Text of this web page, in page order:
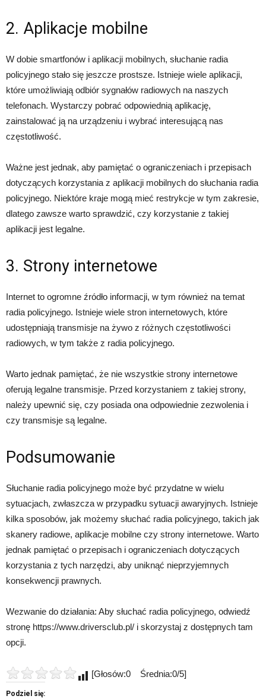
2. Aplikacje mobilne
W dobie smartfonów i aplikacji mobilnych, słuchanie radia
policyjnego stało się jeszcze prostsze. Istnieje wiele aplikacji,
które umożliwiają odbiór sygnałów radiowych na naszych
telefonach. Wystarczy pobrać odpowiednią aplikację,
zainstalować ją na urządzeniu i wybrać interesującą nas
częstotliwość.
Ważne jest jednak, aby pamiętać o ograniczeniach i przepisach
dotyczących korzystania z aplikacji mobilnych do słuchania radia
policyjnego. Niektóre kraje mogą mieć restrykcje w tym zakresie,
dlatego zawsze warto sprawdzić, czy korzystanie z takiej
aplikacji jest legalne.
3. Strony internetowe
Internet to ogromne źródło informacji, w tym również na temat
radia policyjnego. Istnieje wiele stron internetowych, które
udostępniają transmisje na żywo z różnych częstotliwości
radiowych, w tym także z radia policyjnego.
Warto jednak pamiętać, że nie wszystkie strony internetowe
oferują legalne transmisje. Przed korzystaniem z takiej strony,
należy upewnić się, czy posiada ona odpowiednie zezwolenia i
czy transmisje są legalne.
Podsumowanie
Słuchanie radia policyjnego może być przydatne w wielu
sytuacjach, zwłaszcza w przypadku sytuacji awaryjnych. Istnieje
kilka sposobów, jak możemy słuchać radia policyjnego, takich jak
skanery radiowe, aplikacje mobilne czy strony internetowe. Warto
jednak pamiętać o przepisach i ograniczeniach dotyczących
korzystania z tych narzędzi, aby uniknąć nieprzyjemnych
konsekwencji prawnych.
Wezwanie do działania: Aby słuchać radia policyjnego, odwiedź
stronę https://www.driversclub.pl/ i skorzystaj z dostępnych tam
opcji.
[Głosów:0 Średnia:0/5]
Podziel się: